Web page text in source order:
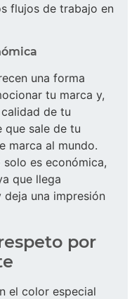
flujos de trabajo en
una forma
tu marca y,
de tu
que sale de tu
marca al mundo.
es económica,
que llega
una impresión
por
el color especial